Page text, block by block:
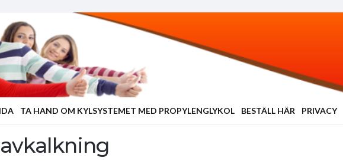
TA HAND OM KYLSYSTEMET MED PROPYLENGLYKOL BESTÄLL HÄR PRIVACY